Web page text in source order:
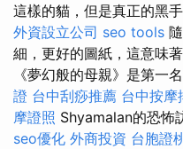
這樣的貓，但是真正的黑
外資設立公司 seo tools
細，更好的圖紙，這意味
《夢幻般的母親》是第一
證 台中刮痧推薦 台中按摩
摩證照 Shyamalan的恐怖
seo優化 外商投資 台胞證